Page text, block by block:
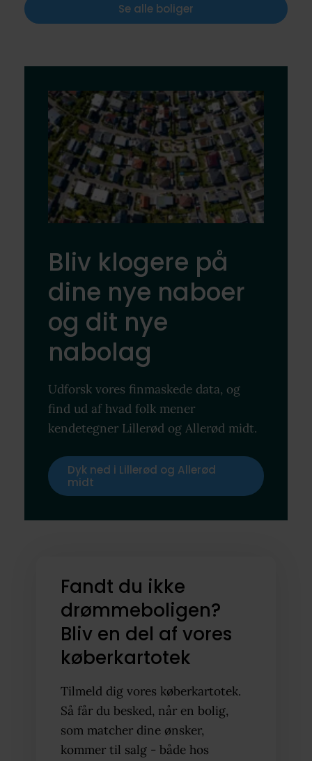
Se alle boliger
Bliv klogere på
dine nye naboer
og dit nye
nabolag
Udforsk vores finmaskede data, og
find ud af hvad folk mener
kendetegner Lillerød og Allerød midt.
Dyk ned i Lillerød og Allerød
midt
Fandt du ikke
drømmeboligen?
Bliv en del af vores
køberkartotek
Tilmeld dig vores køberkartotek.
Så får du besked, når en bolig,
som matcher dine ønsker,
kommer til salg - både hos